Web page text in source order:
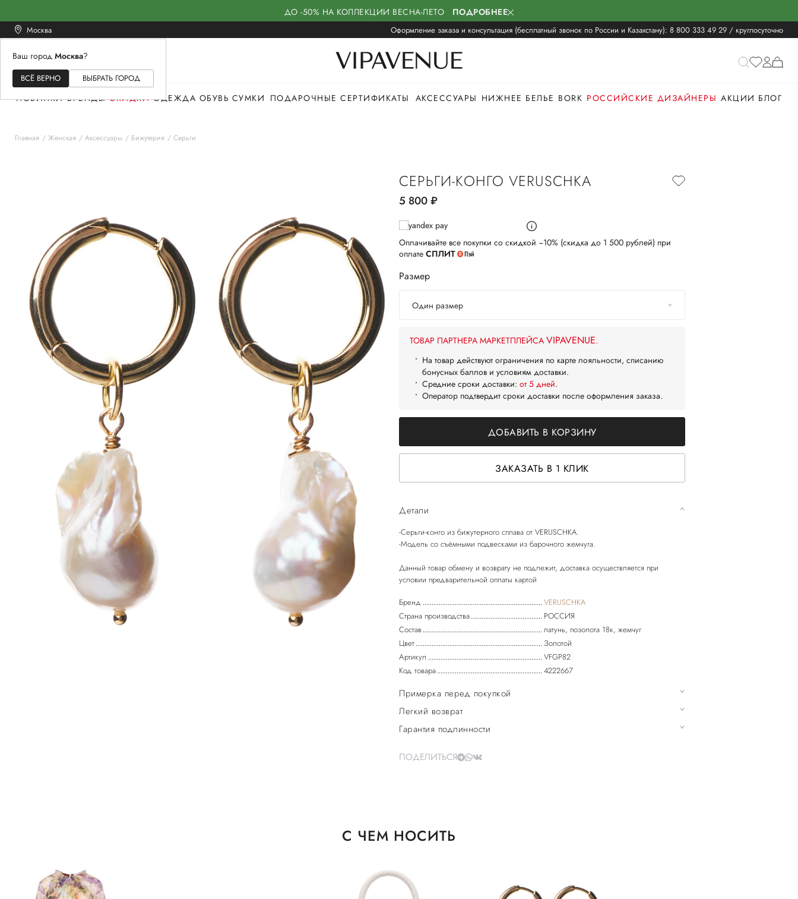
ДО -50% НА КОЛЛЕКЦИИ ВЕСНА-ЛЕТО ПОДРОБНЕЕ
Москва Оформление заказа и консультация (бесплатный звонок по России и Казахстану): 8 800 333 49 29 / круглосуточно
Ваш город Москва?
ВСЁ ВЕРНО ВЫБРАТЬ ГОРОД
ЖЕНСКОЕМУЖСКОЕ
НОВИНКИ БРЕНДЫ СКИДКИ ОДЕЖДА ОБУВЬ СУМКИ ПОДАРОЧНЫЕ СЕРТИФИКАТЫ АКСЕССУАРЫ НИЖНЕЕ БЕЛЬЕ BORK РОССИЙСКИЕ ДИЗАЙНЕРЫ АКЦИИ БЛОГ
Главная Женская Аксессуары Бижутерия Серьги
СЕРЬГИ-КОНГО VERUSCHKA
5 800руб.
Оплачивайте все покупки со скидкой −10% (скидка до 1 500 рублей) при
оплате СПЛИТ
Размер
Один размер
ТОВАР ПАРТНЕРА МАРКЕТПЛЕЙСА VIPAVENUE.
На товар действуют ограничения по карте лояльности, списанию
бонусных баллов и условиям доставки.
Средние сроки доставки: от 5 дней.
Оператор подтвердит сроки доставки после оформления заказа.
ДОБАВИТЬ В КОРЗИНУ
ЗАКАЗАТЬ В 1 КЛИК
Детали
-Серьги-конго из бижутерного сплава от VERUSCHKA.
-Модель со съёмными подвесками из барочного жемчуга.
Данный товар обмену и возврату не подлежит, доставка осуществляется при
Бренд
VERUSCHKA
Страна производства
РОССИЯ
Состав
латунь, позолота 18к, жемчуг
Цвет
Золотой
Артикул
VFGP82
Код товара
4222667
Примерка перед покупкой
Легкий возврат
Гарантия подлинности
ПОДЕЛИТЬСЯ
С ЧЕМ НОСИТЬ